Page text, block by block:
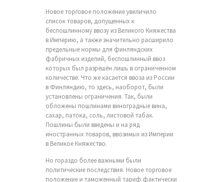
Новое торговое положение увеличило
список товаров, допущенных к
беспошлинному ввозу из Великого Княжества
в Империю, а также значительно расширило
предельные нормы для финляндских
фабричных изделий, беспошлинный ввоз
которых был разрешён лишь в ограниченном
количестве. Что же касается ввоза из России
в Финляндию, то здесь, наоборот, были
установлены ограничения. Так, были
обложены пошлинами виноградные вина,
сахар, патока, соль, листовой табак.
Пошлины были введены и на ряд
иностранных товаров, ввозимых из Империи
в Великое Княжество.
Но гораздо более важными были
политические последствия. Новое торговое
положение и таможенный тариф фактически